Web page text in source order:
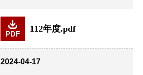
PDF
112年度.pdf
2024-04-17